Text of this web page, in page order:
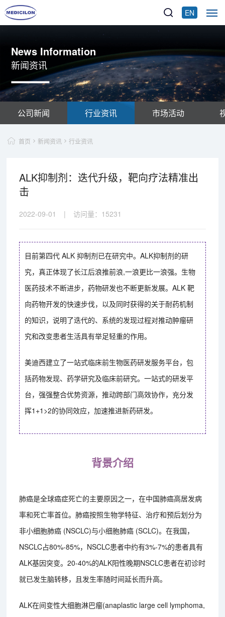
EN
News Information
新闻资讯
公司新闻 行业资讯 市场活动
首页 新闻资讯 行业资讯
ALK抑制剂：迭代升级，靶向疗法精准出
击
2022-09-01 | 访问量： 15231
目前第四代 ALK 抑制剂已在研究中。ALK抑制剂的研
究，真正体现了长江后浪推前浪,一浪更比一浪强。生物
医药技术不断进步，药物研发也不断更新发展。ALK 靶
向药物开发的快速步伐，以及同时获得的关于耐药机制
的知识，说明了迭代的、系统的发现过程对推动肿瘤研
究和改变患者生活具有举足轻重的作用。
美迪西建立了一站式临床前生物医药研发服务平台，包
括药物发现、药学研究及临床前研究。一站式的研发平
台，强强整合优势资源，推动跨部门高效协作，充分发
挥1+1>2的协同效应，加速推进新药研发。
背景介绍
肺癌是全球癌症死亡的主要原因之一，在中国肺癌高居发病
率和死亡率首位。肺癌按照生物学特征、治疗和预后划分为
非小细胞肺癌 (NSCLC)与小细胞肺癌 (SCLC)。在我国，
NSCLC占80%-85%，NSCLC患者中约有3%-7%的患者具有
ALK基因突变。20-40%的ALK阳性晚期NSCLC患者在初诊时
就已发生脑转移，且发生率随时间延长而升高。
ALK在间变性大细胞淋巴瘤(anaplastic large cell lymphoma,